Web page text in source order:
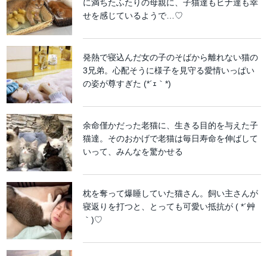
に満ちたふたりの母親に、子猫達もヒナ達も幸
せを感じているようで…♡
発熱で寝込んだ女の子のそばから離れない猫の
3兄弟。心配そうに様子を見守る愛情いっぱい
の姿が尊すぎた (*´ｪ｀*)
余命僅かだった老猫に、生きる目的を与えた子
猫達。そのおかげで老猫は毎日寿命を伸ばして
いって、みんなを驚かせる
枕を奪って爆睡していた猫さん。飼い主さんが
寝返りを打つと、とっても可愛い抵抗が ( *´艸
｀)♡